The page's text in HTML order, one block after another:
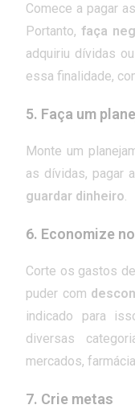
Comece a pagar
Portanto,faça
adquiriu dívidas
essa finalidade,
5. Faça um
Monte um
as dívidas, pagar
guardar dinheiro.
6. Economize
Corte os gastos
puder com
indicado para
diversas
mercados,
7. Crie metas